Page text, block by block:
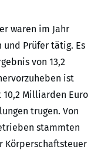
waren im Jahr
und Prüfer tätig. Es
von 13,2
ist
Milliarden Euro
trugen. Von
stammten
Körperschaftsteuer